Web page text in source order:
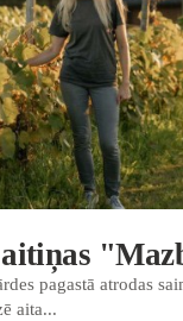
pagastā atrodas
aita...